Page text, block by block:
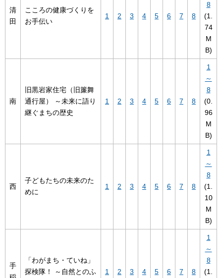
清
田
こころの健康づくりを
お手伝い
1 2 3 4 5 6 7 8
8
(1.
74
M
B)
南
旧黒岩家住宅（旧簾舞
通行屋） ～未来に語り
継ぐまちの歴史
1 2 3 4 5 6 7 8
1
～
8
(0.
96
M
B)
西
子どもたちの未来のた
めに
1 2 3 4 5 6 7 8
1
～
8
(1.
10
M
B)
手
「わがまち・ていね」
探検隊！ ～自然とのふ
1 2 3 4 5 6 7 8
1
～
8
(1.